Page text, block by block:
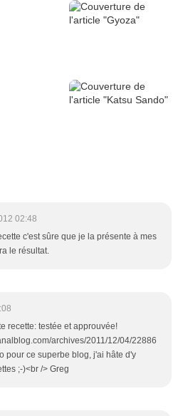
02:48
c'est sûre que je la présente à mes
le résultat.
recette: testée et approuvée!
archives/2011/12/04/22886
pour ce superbe blog, j'ai hâte d'y
;-)<br /> Greg